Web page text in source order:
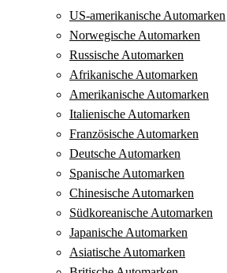
US-amerikanische Automarken
Norwegische Automarken
Russische Automarken
Afrikanische Automarken
Amerikanische Automarken
Italienische Automarken
Französische Automarken
Deutsche Automarken
Spanische Automarken
Chinesische Automarken
Südkoreanische Automarken
Japanische Automarken
Asiatische Automarken